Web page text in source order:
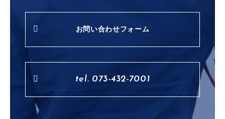
お問い合わせフォーム
tel. 073-432-7001